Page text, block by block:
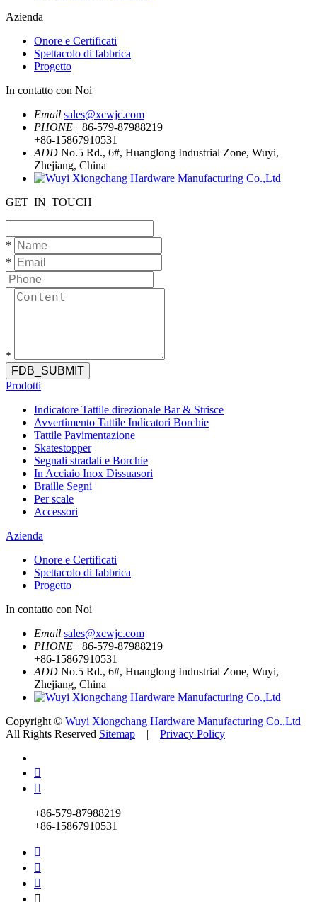
Azienda
Onore e Certificati
Spettacolo di fabbrica
Progetto
In contatto con Noi
Email sales@xcwjc.com
PHONE +86-579-87988219
+86-15867910531
ADD No.5 Rd., 6#, Huanglong Industrial Zone, Wuyi,
Zhejiang, China
GET_IN_TOUCH
*
*
*
FDB_SUBMIT
Prodotti
Indicatore Tattile direzionale Bar & Strisce
Avvertimento Tattile Indicatori Borchie
Tattile Pavimentazione
Skatestopper
Segnali stradali e Borchie
In Acciaio Inox Dissuasori
Braille Segni
Per scale
Accessori
Azienda
Onore e Certificati
Spettacolo di fabbrica
Progetto
In contatto con Noi
Email sales@xcwjc.com
PHONE +86-579-87988219
+86-15867910531
ADD No.5 Rd., 6#, Huanglong Industrial Zone, Wuyi,
Zhejiang, China
Copyright © Wuyi Xiongchang Hardware Manufacturing Co.,Ltd
All Rights Reserved Sitemap | Privacy Policy


+86-579-87988219
+86-15867910531



